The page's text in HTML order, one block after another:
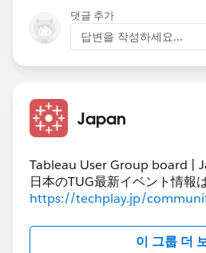
WHEN 3 THEN 'FY
END
Select Date FY
WHEN 1 THEN 'FY
WHEN 2 THEN 'FY
END
上記計算式内の計算式は以下の
Month name change
댓글 추가
답변을 작성하세요...
Japan
Tableau User Group board |
日本のTUG最新イベント情報
https://techplay.jp/
이 그룹 더